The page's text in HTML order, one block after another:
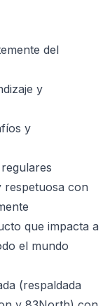
del
y
y
con
que impacta a
el mundo
(respaldada